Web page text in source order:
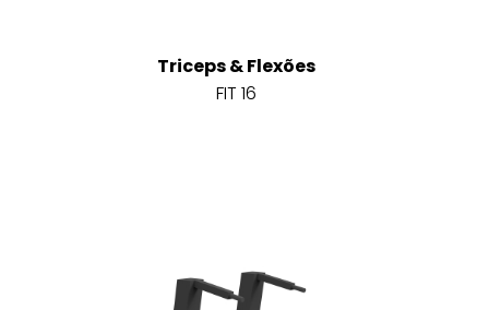
Triceps & Flexões
FIT 16